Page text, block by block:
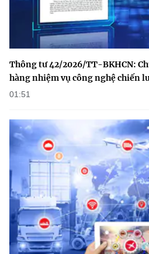
Thông tư 42/2026/TT-BKHCN:
hàng nhiệm vụ công nghệ chiến
01:51